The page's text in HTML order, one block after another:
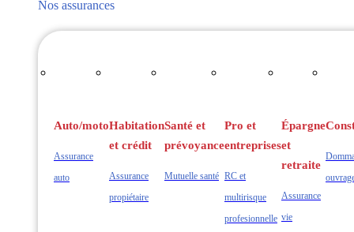
Nos assurances
Assurance
auto
Assurance
propiétaire
Mutuelle santé RC et
multirisque
profesionnelle
Assurance
vie